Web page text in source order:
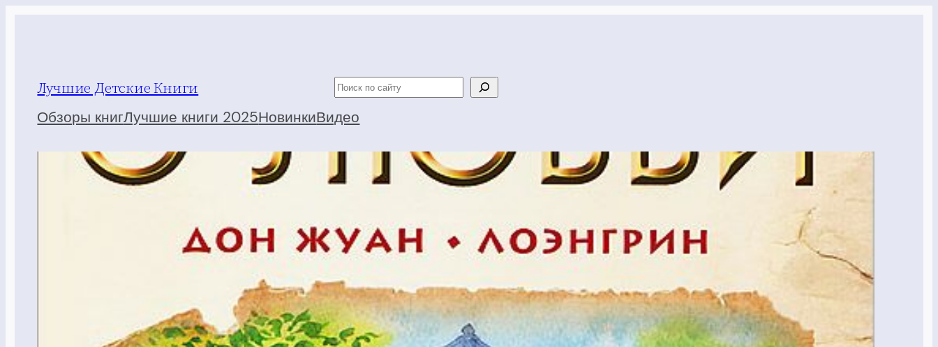
Лучшие Детские Книги Поиск
Обзоры книгЛучшие книги 2025НовинкиВидео